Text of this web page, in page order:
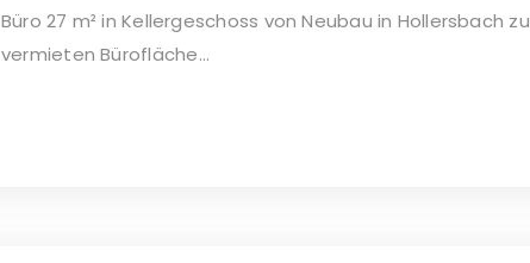
Büro 27 m² in Kellergeschoss von Neubau in Hollersbach zu
vermieten Bürofläche...